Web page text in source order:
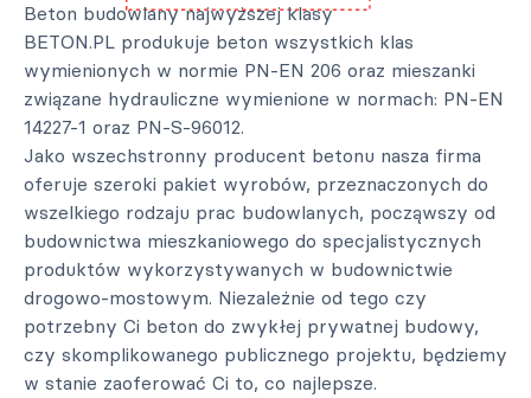
Beton budowlany najwyższej klasy
BETON.PL produkuje beton wszystkich klas
wymienionych w normie PN-EN 206 oraz mieszanki
związane hydrauliczne wymienione w normach: PN-EN
14227-1 oraz PN-S-96012.
Jako wszechstronny producent betonu nasza firma
oferuje szeroki pakiet wyrobów, przeznaczonych do
wszelkiego rodzaju prac budowlanych, począwszy od
budownictwa mieszkaniowego do specjalistycznych
produktów wykorzystywanych w budownictwie
drogowo-mostowym. Niezależnie od tego czy
potrzebny Ci beton do zwykłej prywatnej budowy,
czy skomplikowanego publicznego projektu, będziemy
w stanie zaoferować Ci to, co najlepsze.